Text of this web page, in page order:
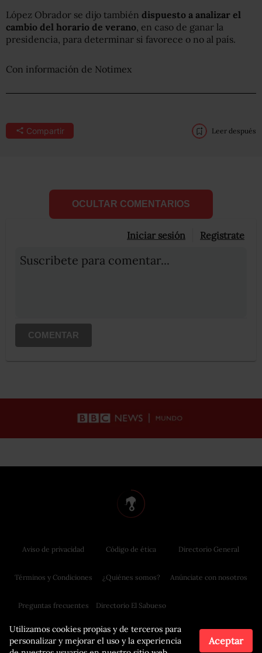
López Obrador se dijo también dispuesto a analizar el
cambio del horario de verano , en caso de ganar la
presidencia, para determinar si favorece o no al país.
Con información de Notimex
Compartir Leer después
OCULTAR COMENTARIOS
Iniciar sesión Registrate
Suscribete para comentar...
COMENTAR
Utilizamos cookies propias y de terceros para
personalizar y mejorar el uso y la experiencia
Aceptar
Aviso de privacidad
Términos y Condiciones
Preguntas frecuentes
Código de ética
¿Quiénes somos?
Directorio El Sabueso
Directorio General
Anúnciate con nosotros